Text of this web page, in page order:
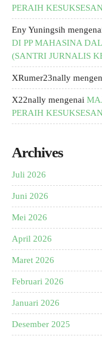
PERAIH
Eny Yuningsih
DI PP MAHASINA
(SANTRI JURNALIS
XRumer23nally
X22nally mengenai
PERAIH
Archives
Juli 2026
Juni 2026
Mei 2026
April 2026
Maret 2026
Februari 2026
Januari 2026
Desember 2025